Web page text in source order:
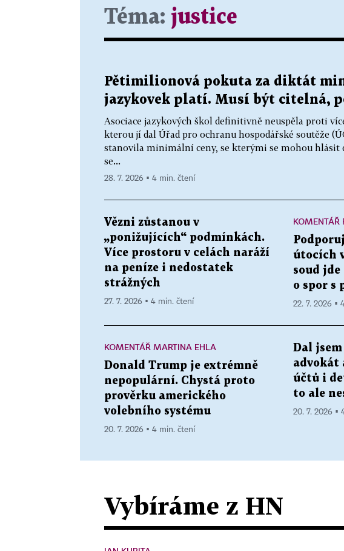
Téma: justice
Pětimilionová pokuta za diktát
jazykovek platí. Musí být citelná,
Asociace jazykových škol definitivně neuspěla proti
kterou jí dal Úřad pro ochranu hospodářské soutěže
stanovila minimální ceny, se kterými se mohou hlásit
se...
28. 7. 2026 ▪ 4 min. čtení
Vězni zůstanou v
„ponižujících“ podmínkách.
Více prostoru v celách naráží
na peníze i nedostatek
strážných
27. 7. 2026 ▪ 4 min. čtení
KOMENTÁŘ
útocích
soud jde
o spor s
22. 7. 2026 ▪
KOMENTÁŘ MARTINA EHLA
Donald Trump je extrémně
nepopulární. Chystá proto
prověrku amerického
volebního systému
20. 7. 2026 ▪ 4 min. čtení
Dal
advokát
účtů i
to ale
20. 7. 2026 ▪
Vybíráme z HN